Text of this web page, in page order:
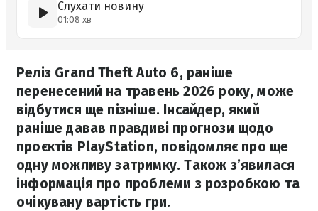
Слухати новину
01:08 хв
Реліз Grand Theft Auto 6, раніше
перенесений на травень 2026 року, може
відбутися ще пізніше. Інсайдер, який
раніше давав правдиві прогнози щодо
проєктів PlayStation, повідомляє про ще
одну можливу затримку. Також з’явилася
інформація про проблеми з розробкою та
очікувану вартість гри.